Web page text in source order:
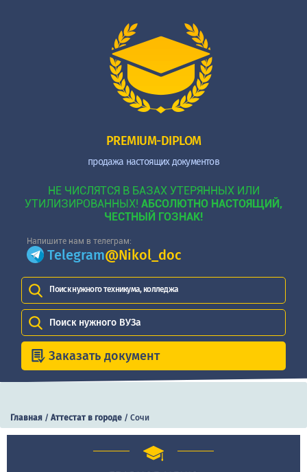
PREMIUM-DIPLOM
продажа настоящих документов
НЕ ЧИСЛЯТСЯ В БАЗАХ УТЕРЯННЫХ ИЛИ
УТИЛИЗИРОВАННЫХ! АБСОЛЮТНО НАСТОЯЩИЙ,
ЧЕСТНЫЙ ГОЗНАК!
Напишите нам в телеграм:
Telegram@Nikol_doc
Поиск нужного техникума, колледжа
Поиск нужного ВУЗа
Заказать документ
Главная / Аттестат в городе / Сочи